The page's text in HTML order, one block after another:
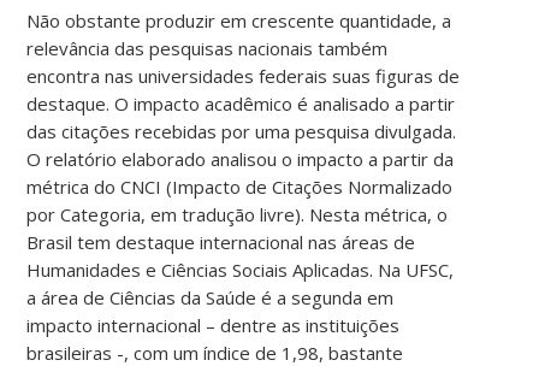
Não obstante produzir em crescente quantidade, a
relevância das pesquisas nacionais também
encontra nas universidades federais suas figuras de
destaque. O impacto acadêmico é analisado a partir
das citações recebidas por uma pesquisa divulgada.
O relatório elaborado analisou o impacto a partir da
métrica do CNCI (Impacto de Citações Normalizado
por Categoria, em tradução livre). Nesta métrica, o
Brasil tem destaque internacional nas áreas de
Humanidades e Ciências Sociais Aplicadas. Na UFSC,
a área de Ciências da Saúde é a segunda em
impacto internacional – dentre as instituições
brasileiras -, com um índice de 1,98, bastante